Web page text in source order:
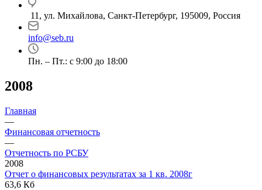
11, ул. Михайлова, Санкт-Петербург, 195009, Россия
info@seb.ru
Пн. – Пт.: с 9:00 до 18:00
2008
Главная
—
Финансовая отчетность
—
Отчетность по РСБУ
2008
Отчет о финансовых результатах за 1 кв. 2008г
63,6 Кб